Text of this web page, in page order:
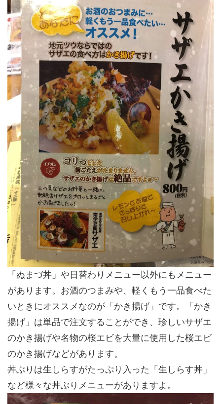
「ぬまづ丼」や日替わりメニュー以外にもメニュー
があります。お酒のつまみや、軽くもう一品食べた
いときにオススメなのが「かき揚げ」です。「かき
揚げ」は単品で注文することができ、珍しいサザエ
のかき揚げや名物の桜エビを大量に使用した桜エビ
のかき揚げなどがあります。
丼ぶりは生しらすがたっぷり入った「生しらす丼」
など様々な丼ぶりメニューがありますよ。